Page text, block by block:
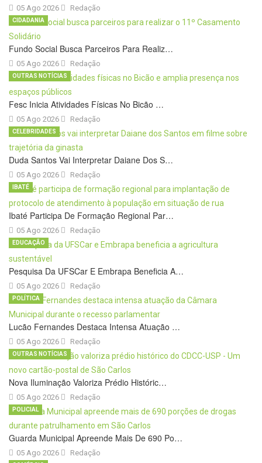
05 Ago 2026 Redação
Fundo Social Busca Parceiros Para Realiz…
05 Ago 2026
CIDADANIA
Redação
Fesc Inicia Atividades Físicas No Bicão …
05 Ago 2026
OUTRAS NOTÍCIAS
Redação
Duda Santos Vai Interpretar Daiane Dos S…
05 Ago 2026
CELEBRIDADES
Redação
Ibaté Participa De Formação Regional Par…
05 Ago 2026
IBATÉ
Redação
Pesquisa Da UFSCar E Embrapa Beneficia A…
05 Ago 2026
EDUCAÇÃO
Redação
Lucão Fernandes Destaca Intensa Atuação …
05 Ago 2026
POLÍTICA
Redação
Nova Iluminação Valoriza Prédio Históric…
05 Ago 2026
OUTRAS NOTÍCIAS
Redação
Guarda Municipal Apreende Mais De 690 Po…
05 Ago 2026
POLICIAL
Redação